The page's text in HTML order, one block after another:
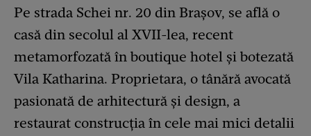
Pe strada Schei nr. 20 din Brașov, se află o
casă din secolul al XVII-lea, recent
metamorfozată în boutique hotel și botezată
Vila Katharina. Proprietara, o tânără avocată
pasionată de arhitectură și design, a
restaurat construcția în cele mai mici detalii